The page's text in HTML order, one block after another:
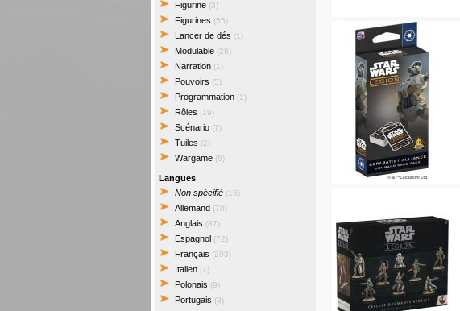
Figurine (3)
Figurines (55)
Lancer de dés (1)
Modulable (28)
Narration (1)
Pouvoirs (5)
Programmation (1)
Rôles (19)
Scénario (7)
Tuiles (2)
Wargame (6)
Langues
Non spécifié (15)
Allemand (70)
Anglais (87)
Espagnol (72)
Français (293)
Italien (7)
Polonais (9)
Portugais (3)